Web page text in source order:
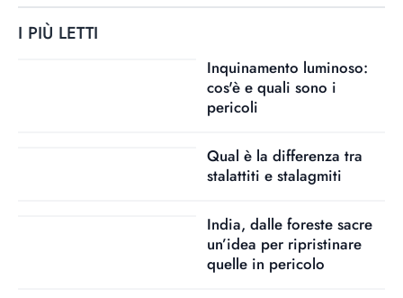
I PIÙ LETTI
Inquinamento luminoso:
cos'è e quali sono i
pericoli
Qual è la differenza tra
stalattiti e stalagmiti
India, dalle foreste sacre
un’idea per ripristinare
quelle in pericolo